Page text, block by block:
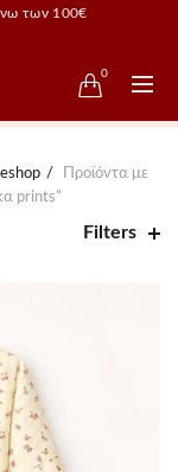
των 100€
0
Προϊόντα με
prints”
Filters